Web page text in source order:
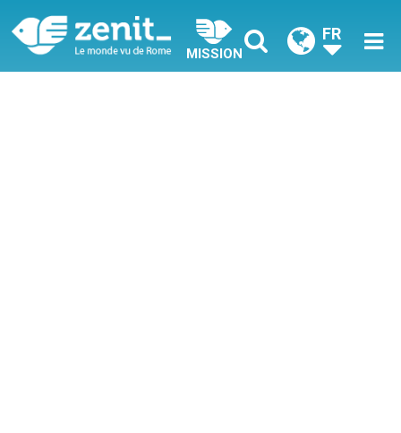
MISSION
FR